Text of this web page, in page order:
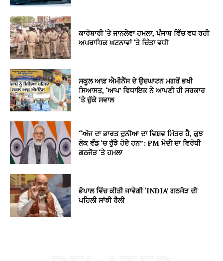
ਕਾਰੋਬਾਰੀ ‘ਤੇ ਜਾਨਲੇਵਾ ਹਮਲਾ, ਪੰਜਾਬ ਵਿੱਚ ਵਧ ਰਹੀ
ਅਪਰਾਧਿਕ ਘਟਨਾਵਾਂ ‘ਤੇ ਚਿੰਤਾ ਵਧੀ
ਸਕੂਲ ਆਫ਼ ਐਮੀਨੈਂਸ ਦੇ ਉਦਘਾਟਨ ਮਗਰੋਂ ਭਖੀ
ਸਿਆਸਤ, ‘ਆਪ’ ਵਿਧਾਇਕ ਨੇ ਆਪਣੀ ਹੀ ਸਰਕਾਰ
‘ਤੇ ਚੁੱਕੇ ਸਵਾਲ
“ਅੱਜ ਦਾ ਭਾਰਤ ਦੁਨੀਆ ਦਾ ਵਿਸ਼ਵ ਮਿੱਤਰ ਹੈ, ਕੁਝ
ਲੋਕ ਵੰਡ ‘ਚ ਰੁੱਝੇ ਹੋਏ ਹਨ”: PM ਮੋਦੀ ਦਾ ਵਿਰੋਧੀ
ਗਠਜੋੜ ‘ਤੇ ਹਮਲਾ
ਭੋਪਾਲ ਵਿੱਚ ਕੀਤੀ ਜਾਵੇਗੀ ‘INDIA’ ਗਠਜੋੜ ਦੀ
ਪਹਿਲੀ ਸਾਂਝੀ ਰੈਲੀ